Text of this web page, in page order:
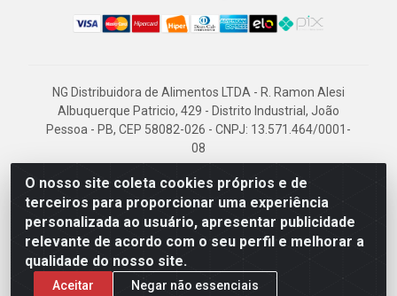
O nosso site coleta cookies próprios e de
terceiros para proporcionar uma experiência
personalizada ao usuário, apresentar publicidade
relevante de acordo com o seu perfil e melhorar a
qualidade do nosso site.
Aceitar Negar não essenciais
NG Distribuidora de Alimentos LTDA - R. Ramon Alesi
Albuquerque Patricio, 429 - Distrito Industrial, João
Pessoa - PB, CEP 58082-026 - CNPJ: 13.571.464/0001-
08
NG Alimentos, há mais de 14 anos no mercado
paraibano, é referência em frigorificados, destacando-
se pela logística eficiente e excelência.